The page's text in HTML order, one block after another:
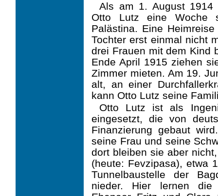
Als am 1. August 1914
Otto Lutz eine Woche
Palästina. Eine
Tochter erst einmal nicht
drei Frauen mit dem Kind
Ende April 1915 ziehen
Zimmer mieten. Am 19.
alt, an einer
kann Otto Lutz seine
Otto Lutz ist als
eingesetzt, die von
Finanzierung gebaut
seine Frau und seine
dort bleiben sie aber
(heute: Fevzipasa), etwa
Tunnelbau­stelle der
nieder. Hier lernen die